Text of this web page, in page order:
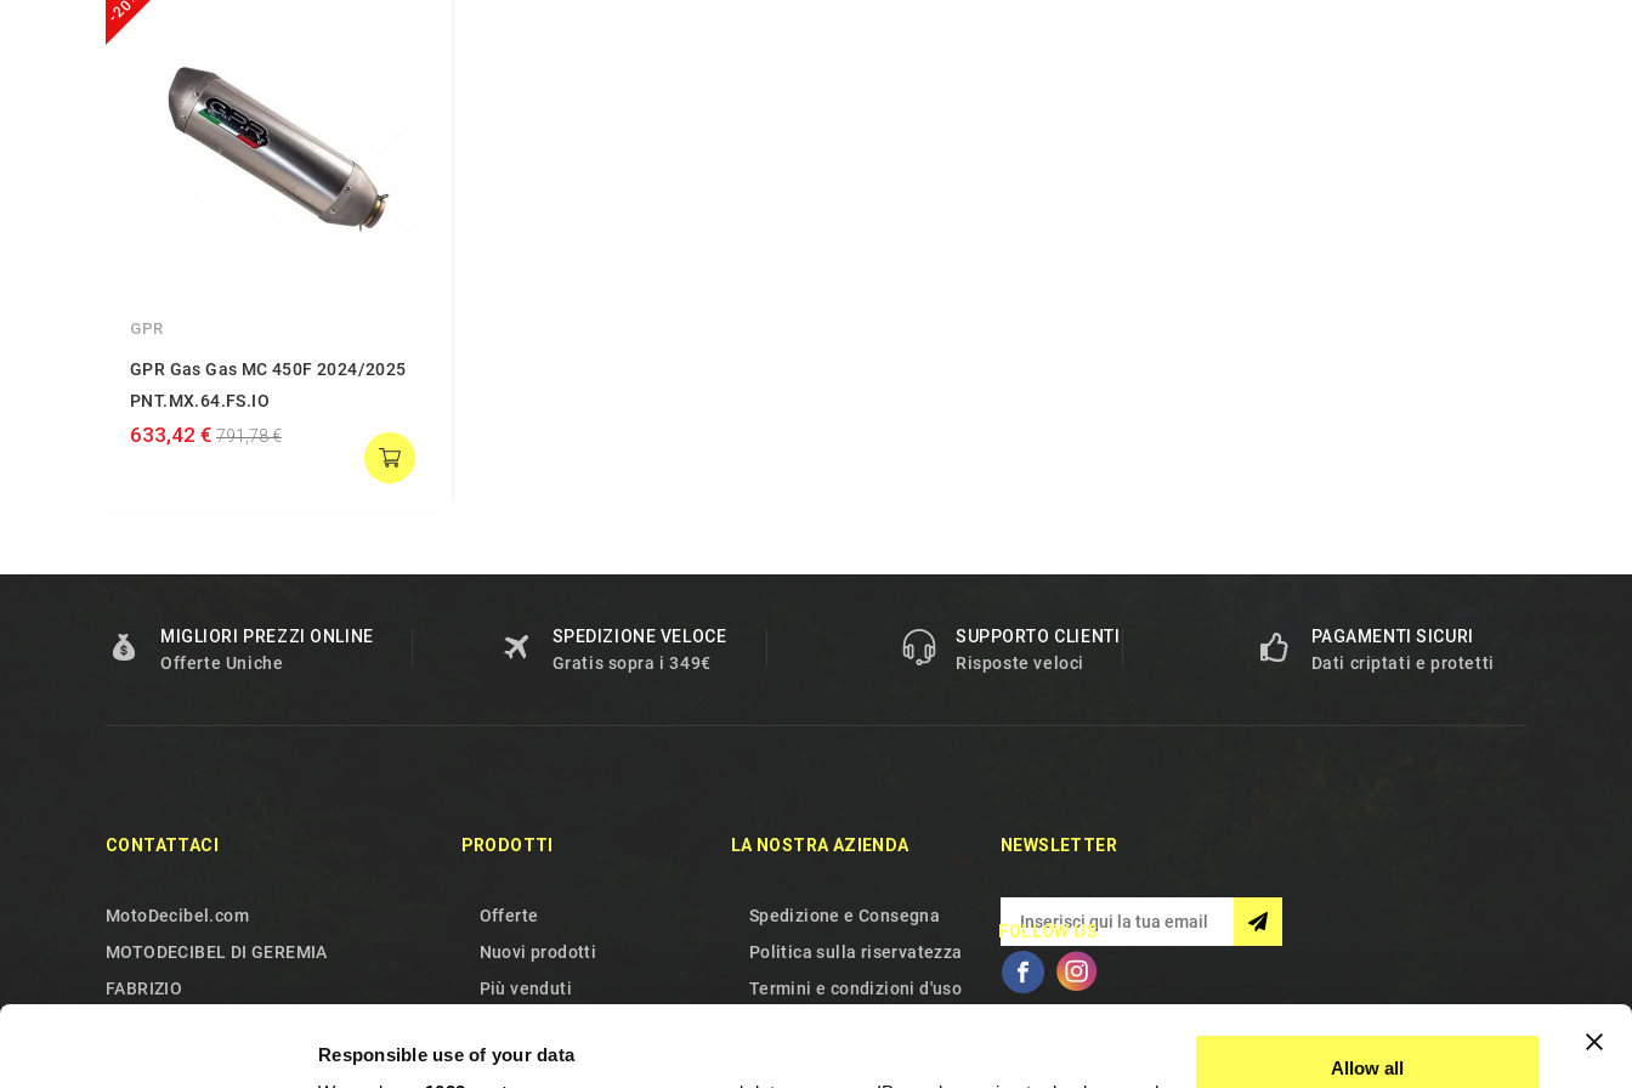
Responsible use of your data
Allow all
GPR
GPR Gas Gas MC 450F 2024/2025
PNT.MX.64.FS.IO
633,42 € 791,78 €
MIGLIORI PREZZI ONLINE
Offerte Uniche
SPEDIZIONE VELOCE
Gratis sopra i 349€
SUPPORTO CLIENTI
Risposte veloci
PAGAMENTI SICURI
Dati criptati e protetti
CONTATTACI
MotoDecibel.com
MOTODECIBEL DI GEREMIA
FABRIZIO
PRODOTTI
Offerte
Nuovi prodotti
Più venduti
Mappa del sito
LA NOSTRA AZIENDA
Spedizione e Consegna
Politica sulla riservatezza
Termini e condizioni d'uso
NEWSLETTER
FOLLOW US